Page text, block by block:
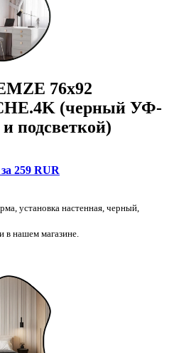
76x92
(черный УФ-
подсветкой)
259 RUR
установка настенная, черный,
в нашем магазине.